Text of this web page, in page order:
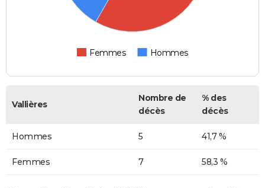
Femmes Hommes
Vallières
Nombre de
décès
% des
décès
Hommes 5 41,7 %
Femmes 7 58,3 %